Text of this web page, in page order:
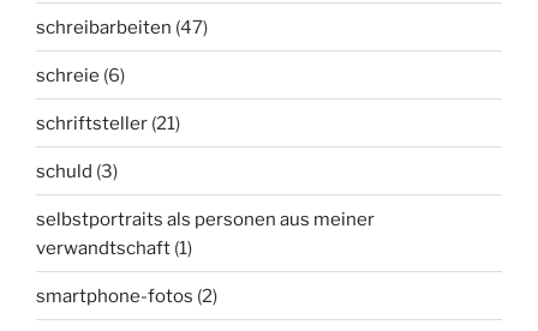
schreibarbeiten (47)
schreie (6)
schriftsteller (21)
schuld (3)
selbstportraits als personen aus meiner
verwandtschaft (1)
smartphone-fotos (2)